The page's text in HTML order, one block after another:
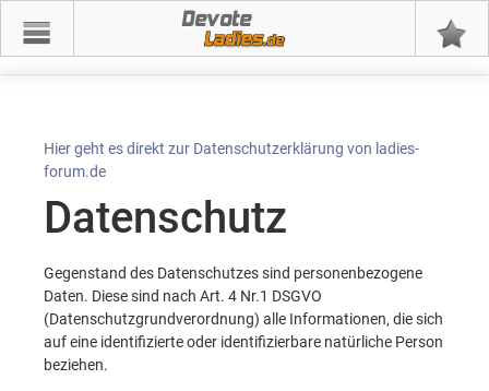
Devote
Hier geht es direkt zur Datenschutzerklärung von ladies-
forum.de
Datenschutz
Gegenstand des Datenschutzes sind personenbezogene
Daten. Diese sind nach Art. 4 Nr.1 DSGVO
(Datenschutzgrundverordnung) alle Informationen, die sich
auf eine identifizierte oder identifizierbare natürliche Person
beziehen.